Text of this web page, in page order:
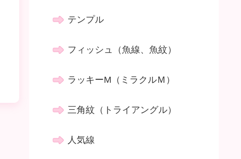
テンプル
フィッシュ（魚線、魚紋）
ラッキーM（ミラクルＭ）
三角紋（トライアングル）
人気線